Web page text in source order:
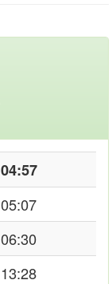
04:57
05:07
06:30
13:28